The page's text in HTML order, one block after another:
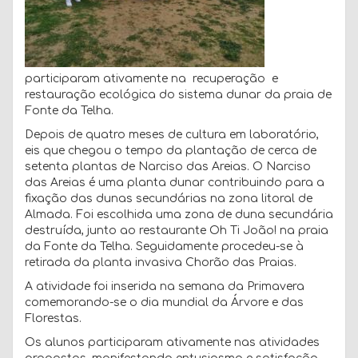
participaram ativamente na recuperação e
restauração ecológica do sistema dunar da praia de
Fonte da Telha.
Depois de quatro meses de cultura em laboratório,
eis que chegou o tempo da plantação de cerca de
setenta plantas de Narciso das Areias. O Narciso
das Areias é uma planta dunar contribuindo para a
fixação das dunas secundárias na zona litoral de
Almada. Foi escolhida uma zona de duna secundária
destruída, junto ao restaurante Oh Ti João! na praia
da Fonte da Telha. Seguidamente procedeu-se à
retirada da planta invasiva Chorão das Praias.
A atividade foi inserida na semana da Primavera
comemorando-se o dia mundial da Árvore e das
Florestas.
Os alunos participaram ativamente nas atividades